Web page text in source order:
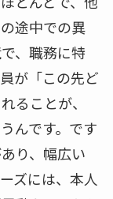
途中での異
、職務に特
が「この先ど
ることが、
んです。です
り、幅広い
ズには、本人